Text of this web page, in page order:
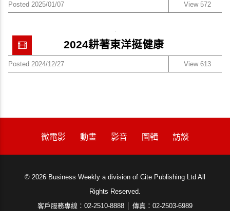
Posted 2025/01/07 View 572
2024耕著東洋挺健康
Posted 2024/12/27 View 613
微電影 動畫 影音 圖輯 訪談
© 2026 Business Weekly a division of Cite Publishing Ltd All
Rights Reserved.
客戶服務專線：02-2510-8888 │ 傳真：02-2503-6989
隱私權聲明